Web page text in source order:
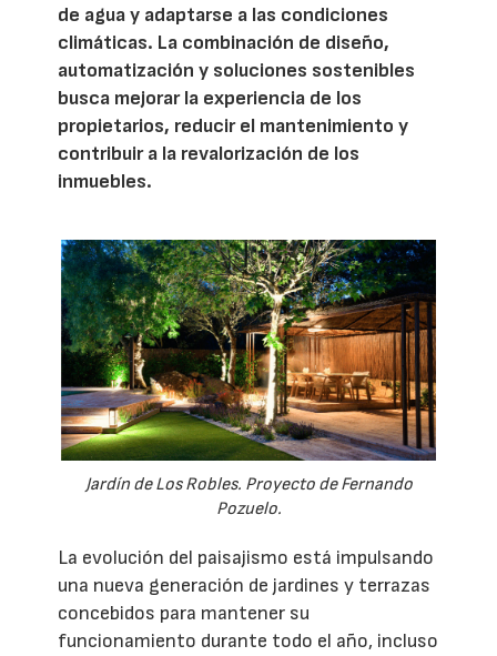
de agua y adaptarse a las condiciones
climáticas. La combinación de diseño,
automatización y soluciones sostenibles
busca mejorar la experiencia de los
propietarios, reducir el mantenimiento y
contribuir a la revalorización de los
inmuebles.
Jardín de Los Robles. Proyecto de Fernando
Pozuelo.
La evolución del paisajismo está impulsando
una nueva generación de jardines y terrazas
concebidos para mantener su
funcionamiento durante todo el año, incluso